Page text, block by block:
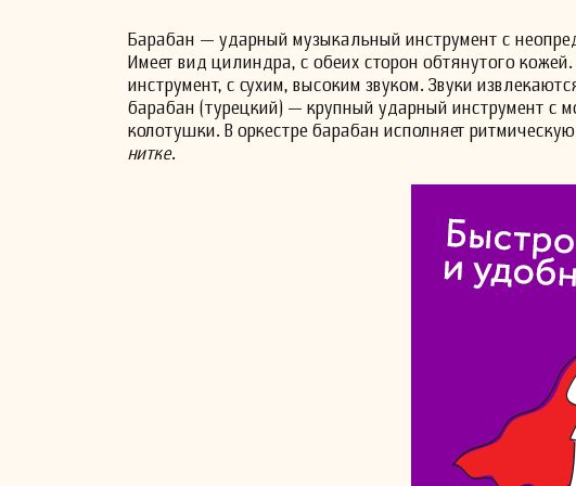
Барабан — ударный музыкальный инструмент с
Имеет вид цилиндра, с обеих сторон обтянутого
инструмент, с сухим, высоким звуком. Звуки
барабан (турецкий) — крупный ударный инструмент с
колотушки. В оркестре барабан исполняет
нитке.